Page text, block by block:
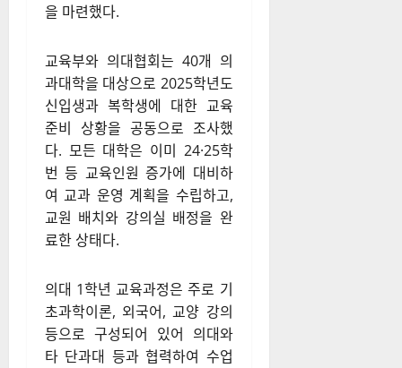
을 마련했다.
교육부와 의대협회는 40개 의
과대학을 대상으로 2025학년도
신입생과 복학생에 대한 교육
준비 상황을 공동으로 조사했
다. 모든 대학은 이미 24·25학
번 등 교육인원 증가에 대비하
여 교과 운영 계획을 수립하고,
교원 배치와 강의실 배정을 완
료한 상태다.
의대 1학년 교육과정은 주로 기
초과학이론, 외국어, 교양 강의
등으로 구성되어 있어 의대와
타 단과대 등과 협력하여 수업